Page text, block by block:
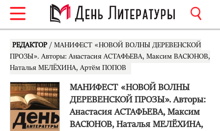
РЕДАКТОР / МАНИФЕСТ «НОВОЙ ВОЛНЫ ДЕРЕВЕНСКОЙ
ПРОЗЫ». Авторы: Анастасия АСТАФЬЕВА, Максим ВАСЮНОВ,
Наталья МЕЛЁХИНА, Артём ПОПОВ
МАНИФЕСТ «НОВОЙ ВОЛНЫ
ДЕРЕВЕНСКОЙ ПРОЗЫ». Авторы:
Анастасия АСТАФЬЕВА, Максим
ВАСЮНОВ, Наталья МЕЛЁХИНА,